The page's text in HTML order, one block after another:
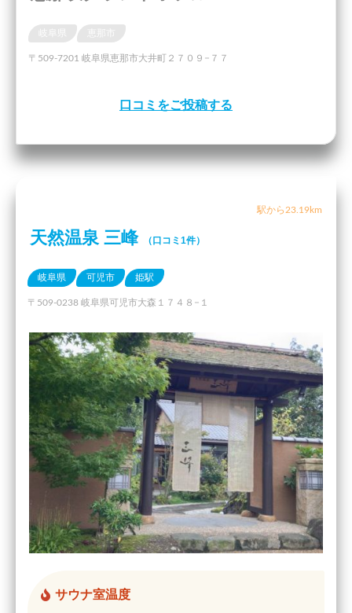
岐阜県
〒509-7201 岐阜県恵那市大井町２７０９−７７
口コミをご投稿する
駅から23.19km
天然温泉 三峰 （口コミ1件）
岐阜県 可児市 姫駅
〒509-0238 岐阜県可児市大森１７４８−１
サウナ室温度